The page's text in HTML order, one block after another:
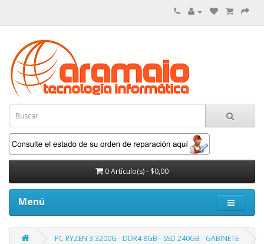
0 Artículo(s) - $0,00
Menú
PC RYZEN 3 3200G - DDR4 8GB - SSD 240GB - GABINETE